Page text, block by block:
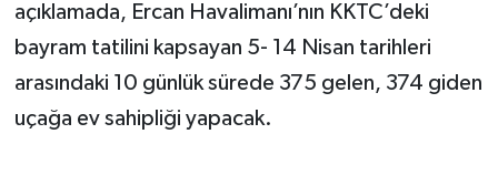
açıklamada, Ercan Havalimanı’nın KKTC’deki
bayram tatilini kapsayan 5- 14 Nisan tarihleri
arasındaki 10 günlük sürede 375 gelen, 374 giden
uçağa ev sahipliği yapacak.